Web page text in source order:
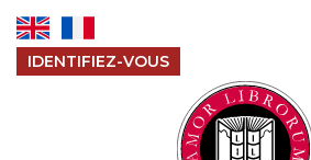
IDENTIFIEZ-VOUS